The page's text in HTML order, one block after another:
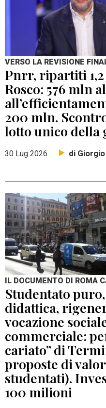
VERSO LA REVISIONE
Pnrr, ripartiti
Rosco: 576 mln
200 mln.
lotto unico
30 Lug 2026 di
IL DOCUMENTO DI ROMA
Studentato
didattica,
vocazione
commerciale:
cariato” di
proposte di
studentati).
100 milioni